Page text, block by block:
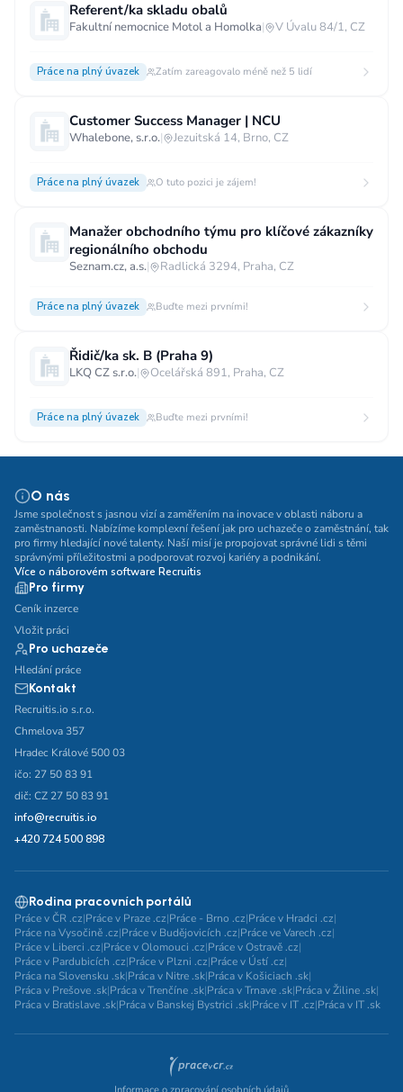
Referent/ka skladu obalů
Fakultní nemocnice Motol a Homolka| V Úvalu 84/1, CZ
Práce na plný úvazek Zatím zareagovalo méně než 5 lidí
Customer Success Manager | NCU
Whalebone, s.r.o.| Jezuitská 14, Brno, CZ
Práce na plný úvazek O tuto pozici je zájem!
Manažer obchodního týmu pro klíčové zákazníky
regionálního obchodu
Seznam.cz, a.s.| Radlická 3294, Praha, CZ
Práce na plný úvazek Buďte mezi prvními!
Řidič/ka sk. B (Praha 9)
LKQ CZ s.r.o.| Ocelářská 891, Praha, CZ
Práce na plný úvazek Buďte mezi prvními!
O nás
Jsme společnost s jasnou vizí a zaměřením na inovace v oblasti náboru a
zaměstnanosti. Nabízíme komplexní řešení jak pro uchazeče o zaměstnání, tak
pro firmy hledající nové talenty. Naší misí je propojovat správné lidi s těmi
správnými příležitostmi a podporovat rozvoj kariéry a podnikání.
Více o náborovém software Recruitis
Pro firmy
Ceník inzerce
Vložit práci
Pro uchazeče
Hledání práce
Kontakt
Recruitis.io s.r.o.
Chmelova 357
Hradec Králové 500 03
ičo: 27 50 83 91
dič: CZ 27 50 83 91
info@recruitis.io
+420 724 500 898
Rodina pracovních portálů
Práce v ČR .cz|Práce v Praze .cz|Práce - Brno .cz|Práce v Hradci .cz|
Práce na Vysočině .cz|Práce v Budějovicích .cz|Práce ve Varech .cz|
Práce v Liberci .cz|Práce v Olomouci .cz|Práce v Ostravě .cz|
Práce v Pardubicích .cz|Práce v Plzni .cz|Práce v Ústí .cz|
Práca na Slovensku .sk|Práca v Nitre .sk|Práca v Košiciach .sk|
Práca v Prešove .sk|Práca v Trenčíne .sk|Práca v Trnave .sk|Práca v Žiline .sk|
Práca v Bratislave .sk|Práca v Banskej Bystrici .sk|Práce v IT .cz|Práca v IT .sk